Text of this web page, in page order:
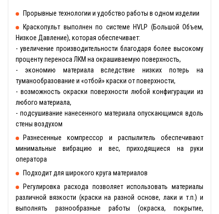
Прорывные технологии и удобство работы в одном изделии
Краскопульт выполнен по системе HVLP (Большой Объем,
Низкое Давление), которая обеспечивает:
- увеличение производительности благодаря более высокому
проценту переноса ЛКМ на окрашиваемую поверхность,
- экономию материала вследствие низких потерь на
туманообразование и «отбой» краски от поверхности,
- возможность окраски поверхности любой конфигурации из
любого материала,
- подсушивание нанесенного материала опускающимся вдоль
стены воздухом
Разнесенные компрессор и распылитель обеспечивают
минимальные вибрацию и вес, приходящиеся на руки
оператора
Подходит для широкого круга материалов
Регулировка расхода позволяет использовать материалы
различной вязкости (краски на разной основе, лаки и т.п.) и
выполнять разнообразные работы (окраска, покрытие,